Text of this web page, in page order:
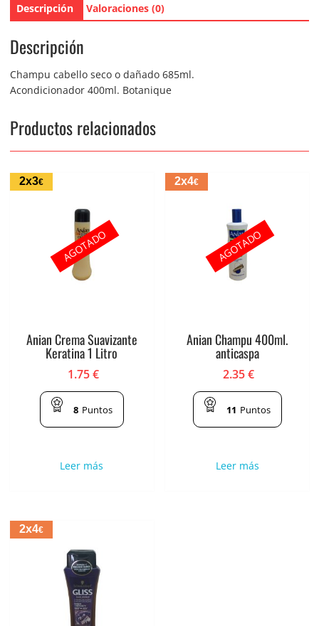
Descripción Valoraciones (0)
Descripción
Champu cabello seco o dañado 685ml.
Acondicionador 400ml. Botanique
Productos relacionados
2x3€
Anian Crema Suavizante
Keratina 1 Litro
1.75€
8 Puntos
Leer más
AGOTADO
2x4€
Anian Champu 400ml.
anticaspa
2.35€
11 Puntos
Leer más
AGOTADO
2x4€